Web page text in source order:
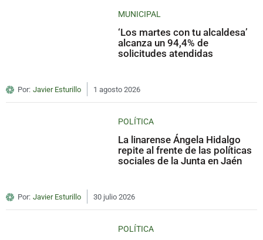
MUNICIPAL
‘Los martes con tu alcaldesa’
alcanza un 94,4% de
solicitudes atendidas
Por: Javier Esturillo 1 agosto 2026
POLÍTICA
La linarense Ángela Hidalgo
repite al frente de las políticas
sociales de la Junta en Jaén
Por: Javier Esturillo 30 julio 2026
POLÍTICA